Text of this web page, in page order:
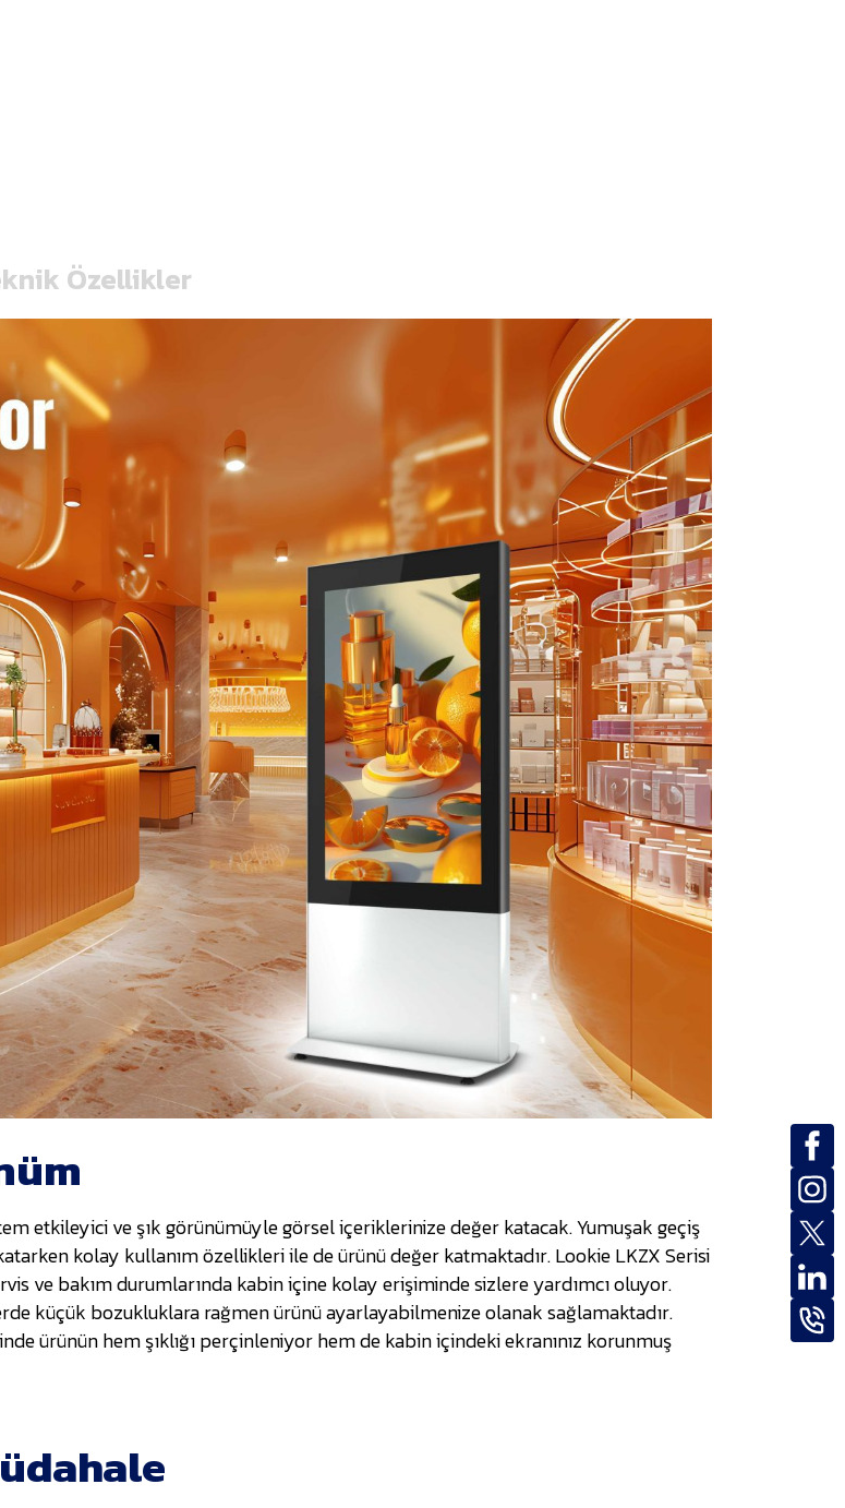
Özellikler
etkileyici ve şık görünümüyle görsel içeriklerinize değer katacak. Yumuşak geçiş
kolay kullanım özellikleri ile de ürünü değer katmaktadır. Lookie LKZX Serisi
ve bakım durumlarında kabin içine kolay erişiminde sizlere yardımcı oluyor.
küçük bozukluklara rağmen ürünü ayarlayabilmenize olanak sağlamaktadır.
ürünün hem şıklığı perçinleniyor hem de kabin içindeki ekranınız korunmuş